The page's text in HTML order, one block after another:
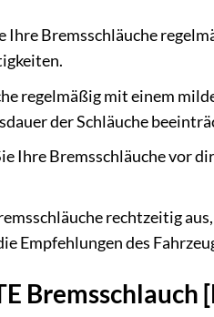
Ihre Bremsschläuche
regelmäßig mit einem
der Schläuche
Ihre Bremsschläuche vor
rechtzeitig
Empfehlungen des